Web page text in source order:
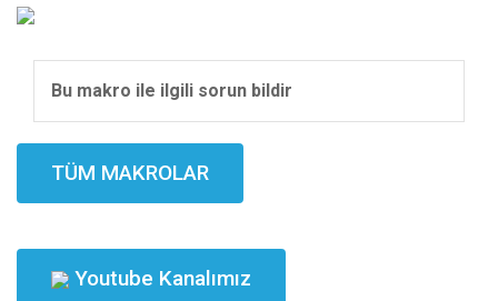
Bu makro ile ilgili sorun bildir
TÜM MAKROLAR
Youtube Kanalımız